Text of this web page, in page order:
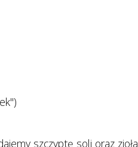
szczyptę soli oraz zioła